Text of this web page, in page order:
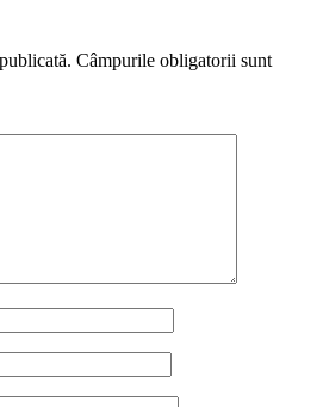
Câmpurile obligatorii sunt